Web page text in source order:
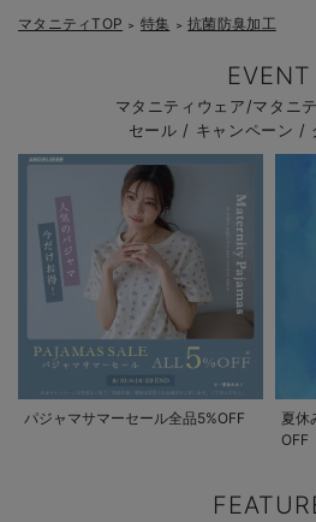
マタニティTOP ＞ 特集 ＞ 抗菌防臭加工
EVENT
マタニティウェア/マタニ
セール / キャンペーン /
パジャマサマーセール全品5%OFF
夏休
OFF